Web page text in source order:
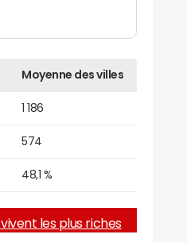
Moyenne des villes
1 186
574
48,1 %
vivent les plus riches